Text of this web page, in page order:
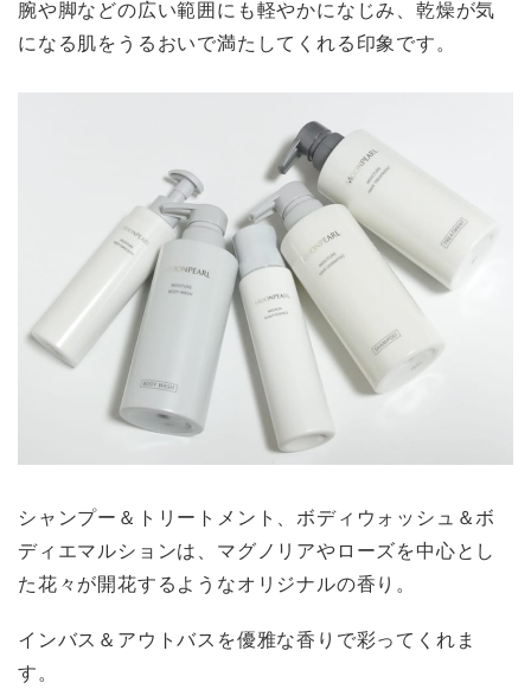
腕や脚などの広い範囲にも軽やかになじみ、乾燥が気
になる肌をうるおいで満たしてくれる印象です。
シャンプー＆トリートメント、ボディウォッシュ＆ボ
ディエマルションは、マグノリアやローズを中心とし
た花々が開花するようなオリジナルの香り。
インバス＆アウトバスを優雅な香りで彩ってくれま
す。